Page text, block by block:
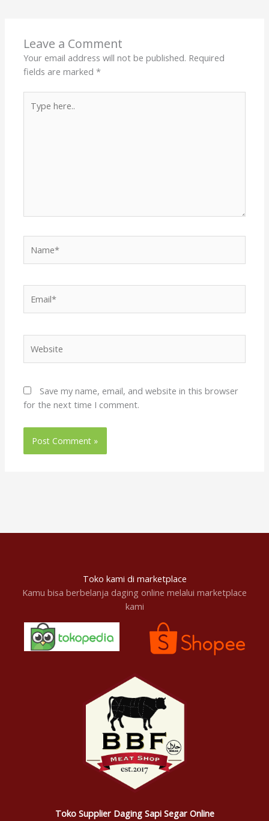
Leave a Comment
Your email address will not be published. Required
fields are marked*
here..
Save my name, email, and website in this browser
for the next time I comment.
Toko kami di marketplace
Kamu bisa berbelanja daging online melalui marketplace
kami
Toko Supplier Daging Sapi Segar Online